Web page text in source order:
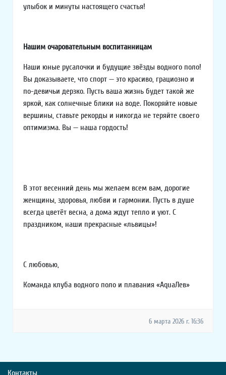
улыбок и минуты настоящего счастья!
Нашим очаровательным воспитанницам
Наши юные русалочки и будущие звёзды водного поло!
Вы доказываете, что спорт — это красиво, грациозно и
по-девичьи дерзко. Пусть ваша жизнь будет такой же
яркой, как солнечные блики на воде. Покоряйте новые
вершины, ставьте рекорды и никогда не теряйте своего
оптимизма. Вы — наша гордость!
В этот весенний день мы желаем всем вам, дорогие
женщины, здоровья, любви и гармонии. Пусть в душе
всегда цветёт весна, а дома ждут тепло и уют. С
праздником, наши прекрасные «львицы»!
С любовью,
Команда клуба водного поло и плавания «AquaЛев»
6 марта 2026 г. 16:36
Контакты